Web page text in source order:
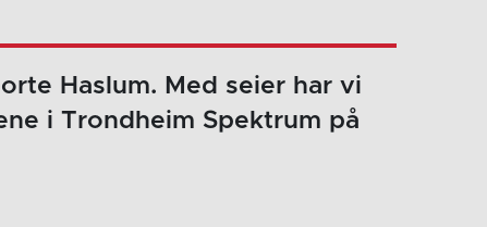
Haslum. Med seier har vi
i Trondheim Spektrum på